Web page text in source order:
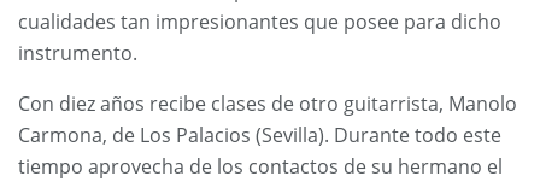
cualidades tan impresionantes que posee para dicho
instrumento.
Con diez años recibe clases de otro guitarrista, Manolo
Carmona, de Los Palacios (Sevilla). Durante todo este
tiempo aprovecha de los contactos de su hermano el